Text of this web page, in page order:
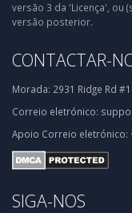
versão 3 da 'Licença', ou
versão posterior.
CONTACTAR-
Morada: 2931 Ridge Rd
Correio eletrónico:
Apoio Correio eletrónico: ·
SIGA-NOS